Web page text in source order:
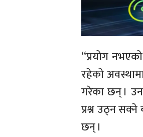
“प्रयोग
रहेको
गरेका छन् ।
प्रश्न उठ्न
छन् ।